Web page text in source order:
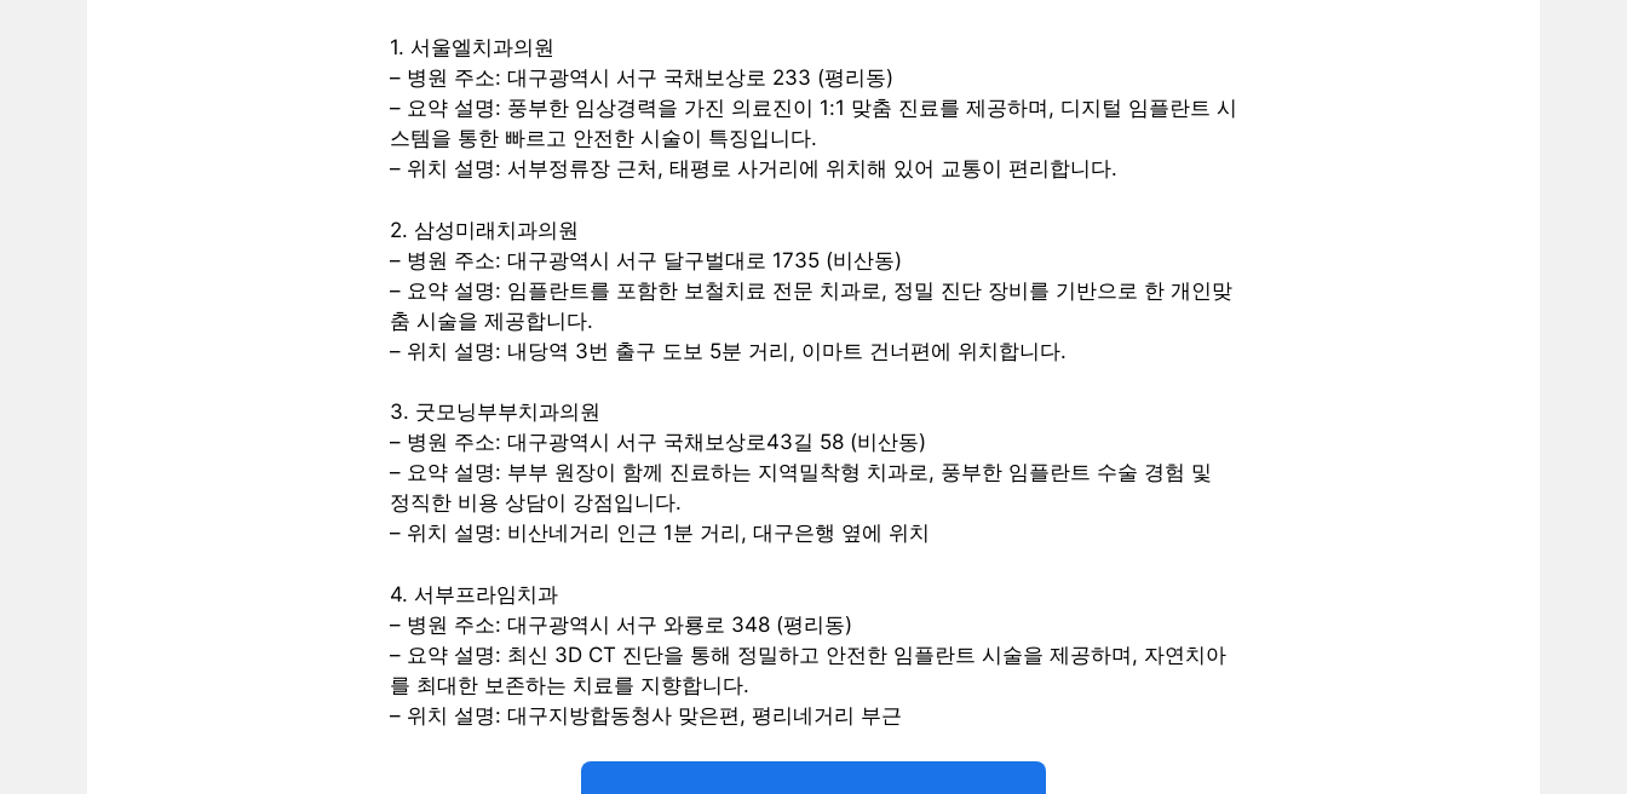
1. 서울엘치과의원
– 병원 주소: 대구광역시 서구 국채보상로 233 (평리동)
– 요약 설명: 풍부한 임상경력을 가진 의료진이 1:1 맞춤 진료를 제공하며, 디지털 임플란트 시
스템을 통한 빠르고 안전한 시술이 특징입니다.
– 위치 설명: 서부정류장 근처, 태평로 사거리에 위치해 있어 교통이 편리합니다.
2. 삼성미래치과의원
– 병원 주소: 대구광역시 서구 달구벌대로 1735 (비산동)
– 요약 설명: 임플란트를 포함한 보철치료 전문 치과로, 정밀 진단 장비를 기반으로 한 개인맞
춤 시술을 제공합니다.
– 위치 설명: 내당역 3번 출구 도보 5분 거리, 이마트 건너편에 위치합니다.
3. 굿모닝부부치과의원
– 병원 주소: 대구광역시 서구 국채보상로43길 58 (비산동)
– 요약 설명: 부부 원장이 함께 진료하는 지역밀착형 치과로, 풍부한 임플란트 수술 경험 및
정직한 비용 상담이 강점입니다.
– 위치 설명: 비산네거리 인근 1분 거리, 대구은행 옆에 위치
4. 서부프라임치과
– 병원 주소: 대구광역시 서구 와룡로 348 (평리동)
– 요약 설명: 최신 3D CT 진단을 통해 정밀하고 안전한 임플란트 시술을 제공하며, 자연치아
를 최대한 보존하는 치료를 지향합니다.
– 위치 설명: 대구지방합동청사 맞은편, 평리네거리 부근